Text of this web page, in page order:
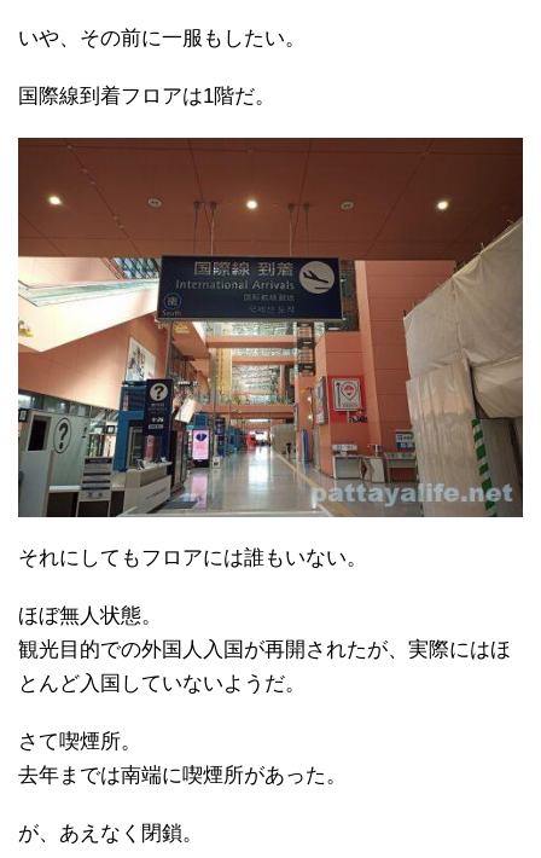
いや、その前に一服もしたい。
国際線到着フロアは1階だ。
それにしてもフロアには誰もいない。
ほぼ無人状態。
観光目的での外国人入国が再開されたが、実際にはほ
とんど入国していないようだ。
さて喫煙所。
去年までは南端に喫煙所があった。
が、あえなく閉鎖。